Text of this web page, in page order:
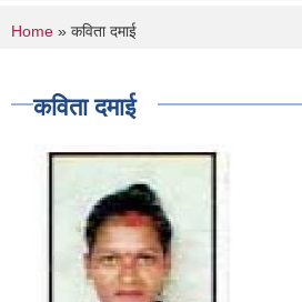
You are here
Home » कविता दमाई
कविता दमाई